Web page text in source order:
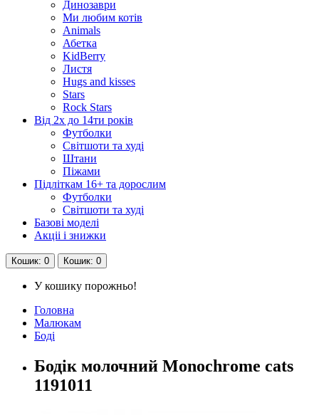
Динозаври
Ми любим котів
Animals
Абетка
KidBerry
Листя
Hugs and kisses
Stars
Rock Stars
Від 2х до 14ти років
Футболки
Світшоти та худі
Штани
Піжами
Підліткам 16+ та дорослим
Футболки
Світшоти та худі
Базові моделі
Акціі і знижки
Кошик: 0 Кошик: 0
У кошику порожньо!
Головна
Малюкам
Боді
Бодік молочний Monochrome cats
1191011